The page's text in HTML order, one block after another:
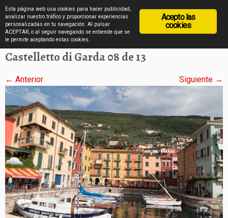
Saltar
al
diarioviajero.es
Inicio » Castelletto del Garda en imágenes
Castelletto di Garda 08 de 13
← Anterior Siguiente →
Acepto las
cookies
Esta página web usa cookies para hacer publicidad,
analizar nuestro tráfico y proporcionar experiencias
personalizadas en tu navegación. Al pulsar
ACEPTAR, o al seguir navegando se entiende que se
le permite aceptando estas cookies.